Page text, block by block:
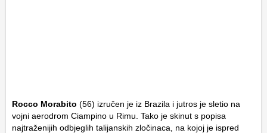
Rocco Morabito (56) izručen je iz Brazila i jutros je sletio na
vojni aerodrom Ciampino u Rimu. Tako je skinut s popisa
najtraženijih odbjeglih talijanskih zločinaca, na kojoj je ispred